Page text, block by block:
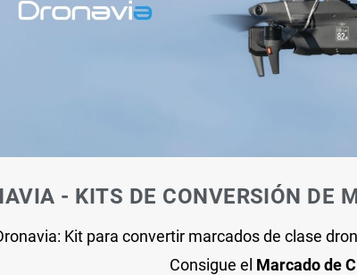
- KITS DE CONVERSIÓN DE
Kit para convertir marcados de clase
Consigue el Marcado de